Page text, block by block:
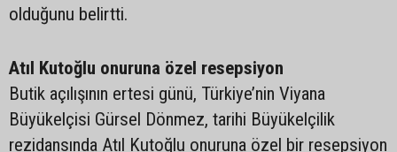
olduğunu belirtti.
Atıl Kutoğlu onuruna özel resepsiyon
Butik açılışının ertesi günü, Türkiye’nin Viyana
Büyükelçisi Gürsel Dönmez, tarihi Büyükelçilik
rezidansında Atıl Kutoğlu onuruna özel bir resepsiyon